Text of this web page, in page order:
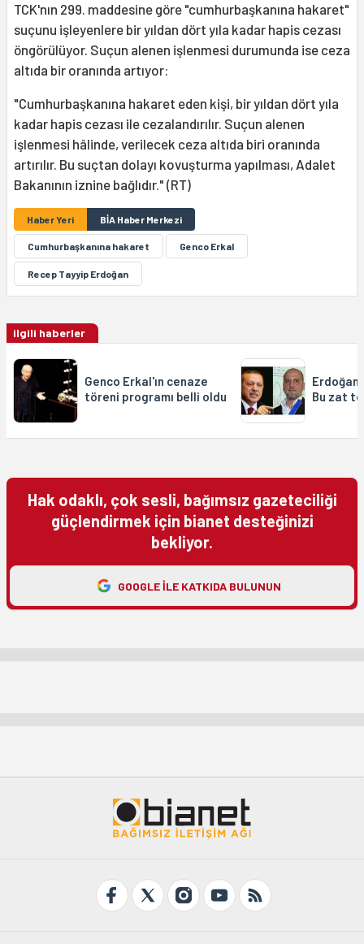
TCK'nın 299. maddesine göre "cumhurbaşkanına hakaret"
suçunu işleyenlere bir yıldan dört yıla kadar hapis cezası
öngörülüyor. Suçun alenen işlenmesi durumunda ise ceza
altıda bir oranında artıyor:
"Cumhurbaşkanına hakaret eden kişi, bir yıldan dört yıla
kadar hapis cezası ile cezalandırılır. Suçun alenen
işlenmesi hâlinde, verilecek ceza altıda biri oranında
artırılır. Bu suçtan dolayı kovuşturma yapılması, Adalet
Bakanının iznine bağlıdır." (RT)
Haber Yeri BİA Haber Merkezi
Cumhurbaşkanına hakaret Genco Erkal
Recep Tayyip Erdoğan
ilgili haberler
Genco Erkal'ın cenaze
töreni programı belli oldu
Erdoğan,
Bu zat
Hak odaklı, çok sesli, bağımsız gazeteciliği
güçlendirmek için bianet desteğinizi
bekliyor.
GOOGLE ILE KATKIDA BULUNUN